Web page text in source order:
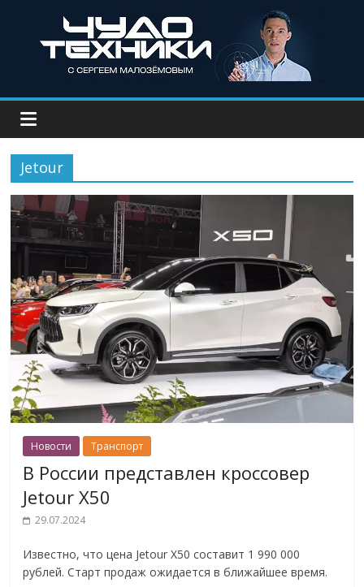
Jetour
Новости Транспорт
В России представлен кроссовер
Jetour X50
29.07.2024
Известно, что цена Jetour X50 составит 1 990 000
рублей. Старт продаж ожидается в ближайшее время.